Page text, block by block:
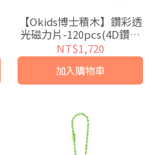
【Okids博士積木】鑽彩透
光磁力片-120pcs(4D鑽感
切割/加厚磁力工
藝/STEAM玩具)
NT$1,720
加入購物車